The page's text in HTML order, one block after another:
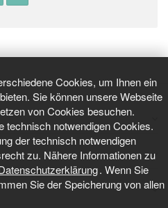
Cookies, um Ihnen ein
Sie können unsere Webseite
von Cookies besuchen.
technisch notwendigen Cookies.
der technisch notwendigen
zu. Nähere Informationen zu
. Wenn Sie
Sie der Speicherung von allen